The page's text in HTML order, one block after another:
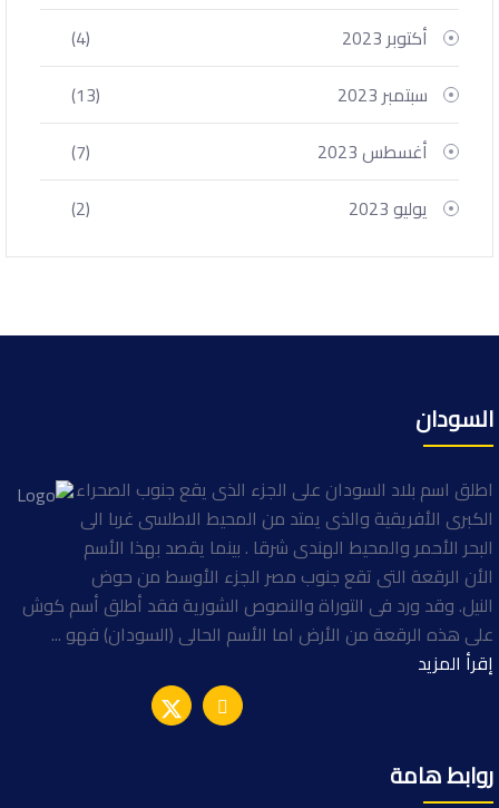
أكتوبر 2023
(4)
سبتمبر 2023
(13)
أغسطس 2023
(7)
يوليو 2023
(2)
السودان
اطلق اسم بلاد السودان على الجزء الذى يقع جنوب الصحراء
الكبرى الأفريقية والذى يمتد من المحيط الاطلسى غربا الى
البحر الأحمر والمحيط الهندى شرقا . بينما يقصد بهذا الأسم
الأن الرقعة التى تقع جنوب مصر الجزء الأوسط من حوض
النيل. وقد ورد فى التوراة والنصوص الشورية فقد أطلق أسم كوش
على هذه الرقعة من الأرض اما الأسم الحالى (السودان) فهو ...
إقرأ المزيد
روابط هامة